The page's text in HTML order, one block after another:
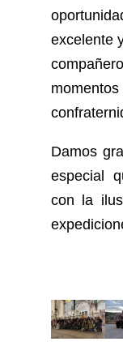
excelente
Damos
especial
con la